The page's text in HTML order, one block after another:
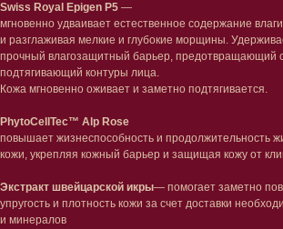
Swiss Royal Epigen P5 —
мгновенно удваивает естественное содержание
и разглаживая мелкие и глубокие морщины.
прочный влагозащитный барьер, предотвращающий
подтягивающий контуры лица.
Кожа мгновенно оживает и заметно подтягивается.
PhytoCellTec™ Alp Rose
повышает жизнеспособность и продолжительность
кожи, укрепляя кожный барьер и защищая кожу от
Экстракт швейцарской икры— помогает заметно
упругость и плотность кожи за счет доставки
и минералов
Тело
Проблемы
Кремы
Шея и зона декольте
Пилинги/масла
Лицо
Проблемы
Очищение
Сыворотки/ эссенции
Защита от солнца
Восстановление